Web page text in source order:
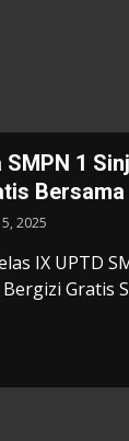
1
Bersama
2025
IX UPTD
Gratis